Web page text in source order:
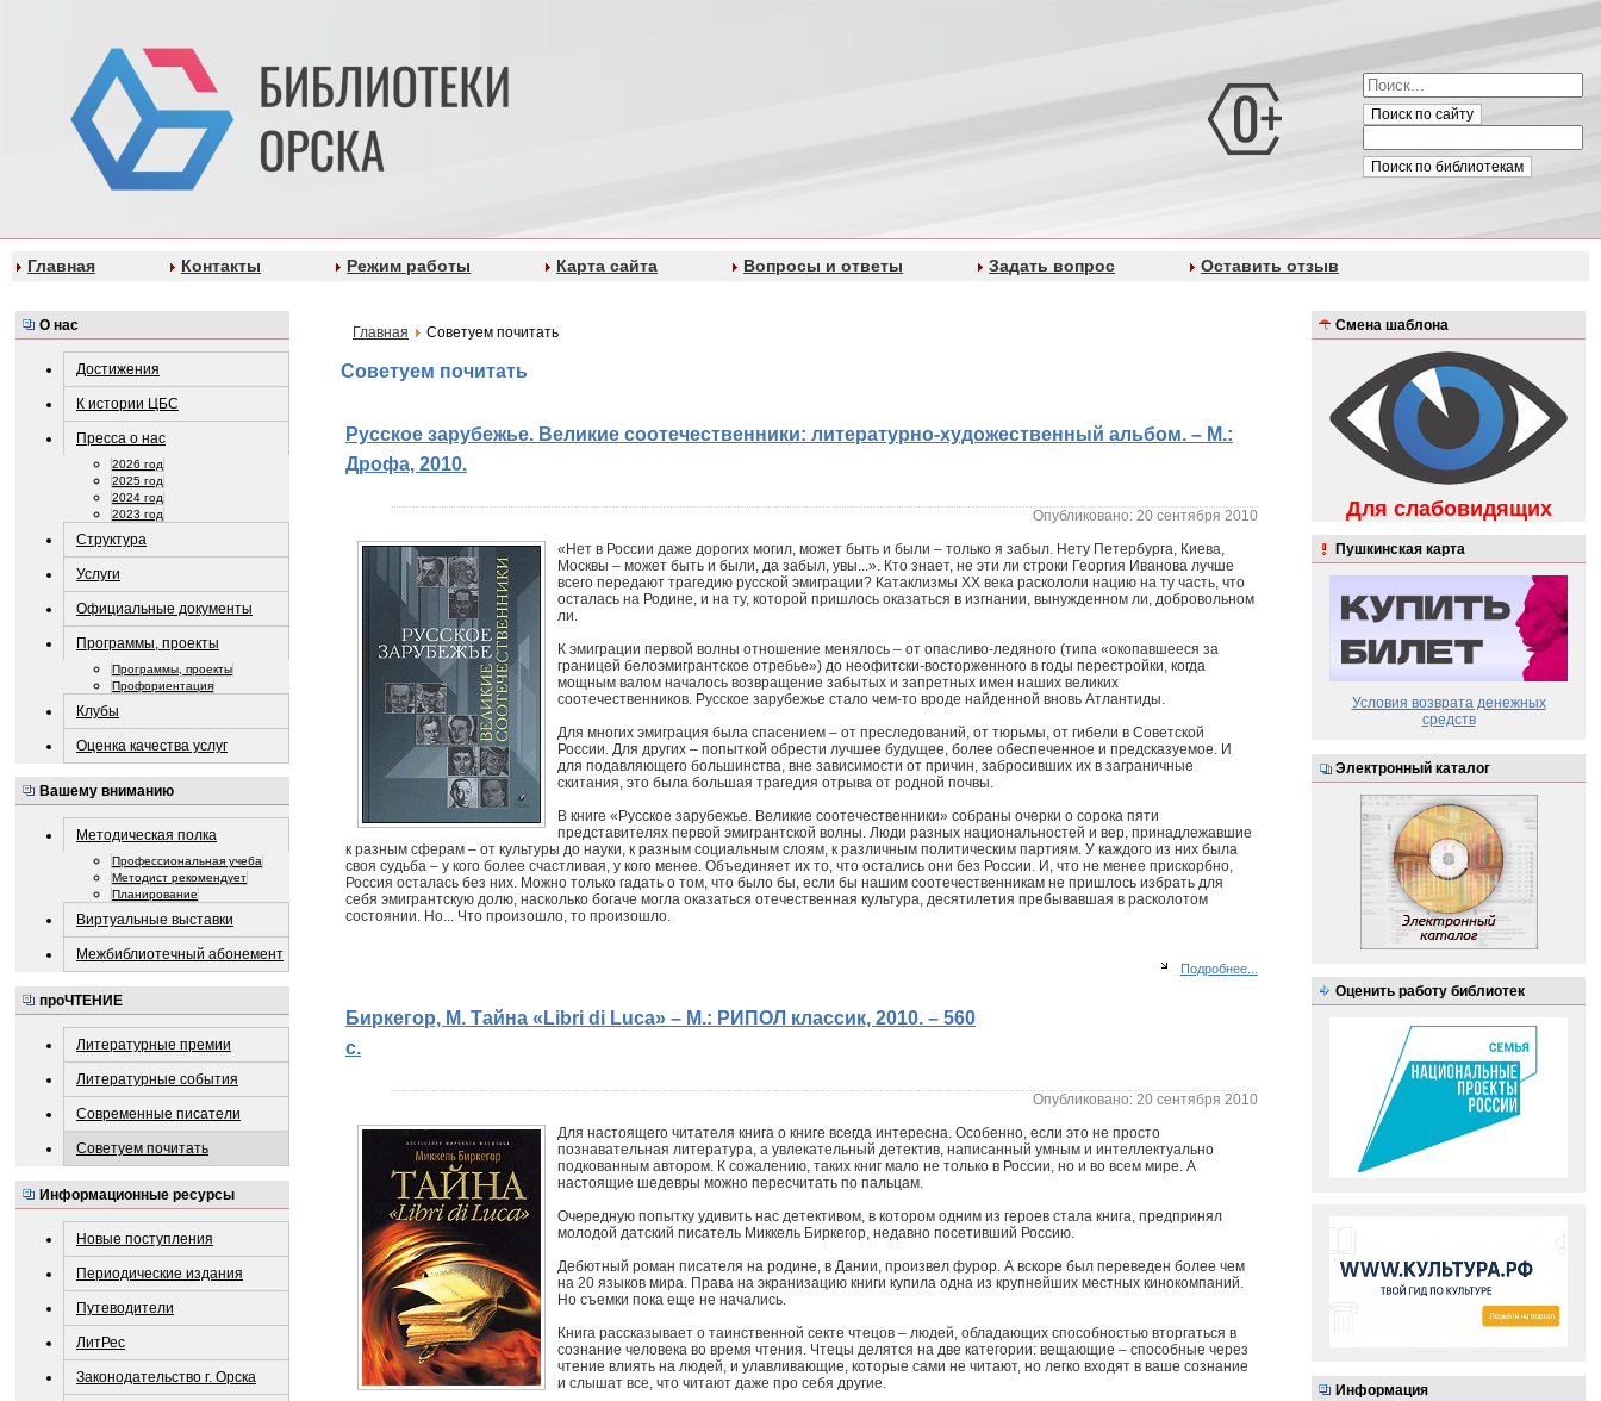
Поиск по сайту
Поиск по библиотекам
Главная Контакты Режим работы Карта сайта Вопросы и ответы Задать вопрос Оставить отзыв
О нас
Достижения
К истории ЦБС
Пресса о нас
2026 год
2025 год
2024 год
2023 год
Структура
Услуги
Официальные документы
Программы, проекты
Программы, проекты
Профориентация
Клубы
Оценка качества услуг
Вашему вниманию
Методическая полка
Профессиональная учеба
Методист рекомендует
Планирование
Виртуальные выставки
Межбиблиотечный абонемент
проЧТЕНИЕ
Литературные премии
Литературные события
Современные писатели
Советуем почитать
Информационные ресурсы
Новые поступления
Периодические издания
Путеводители
ЛитРес
Законодательство г. Орска
Главная Советуем почитать
Советуем почитать
Русское зарубежье. Великие соотечественники: литературно-художественный альбом. – М.:
Дрофа, 2010.
Опубликовано: 20 сентября 2010
«Нет в России даже дорогих могил, может быть и были – только я забыл. Нету Петербурга, Киева,
Москвы – может быть и были, да забыл, увы...». Кто знает, не эти ли строки Георгия Иванова лучше
всего передают трагедию русской эмиграции? Катаклизмы ХХ века раскололи нацию на ту часть, что
осталась на Родине, и на ту, которой пришлось оказаться в изгнании, вынужденном ли, добровольном
ли.
К эмиграции первой волны отношение менялось – от опасливо-ледяного (типа «окопавшееся за
границей белоэмигрантское отребье») до неофитски-восторженного в годы перестройки, когда
мощным валом началось возвращение забытых и запретных имен наших великих
соотечественников. Русское зарубежье стало чем-то вроде найденной вновь Атлантиды.
Для многих эмиграция была спасением – от преследований, от тюрьмы, от гибели в Советской
России. Для других – попыткой обрести лучшее будущее, более обеспеченное и предсказуемое. И
для подавляющего большинства, вне зависимости от причин, забросивших их в заграничные
скитания, это была большая трагедия отрыва от родной почвы.
В книге «Русское зарубежье. Великие соотечественники» собраны очерки о сорока пяти
представителях первой эмигрантской волны. Люди разных национальностей и вер, принадлежавшие
к разным сферам – от культуры до науки, к разным социальным слоям, к различным политическим партиям. У каждого из них была
своя судьба – у кого более счастливая, у кого менее. Объединяет их то, что остались они без России. И, что не менее прискорбно,
Россия осталась без них. Можно только гадать о том, что было бы, если бы нашим соотечественникам не пришлось избрать для
себя эмигрантскую долю, насколько богаче могла оказаться отечественная культура, десятилетия пребывавшая в расколотом
состоянии. Но... Что произошло, то произошло.
Подробнее...
Биркегор, М. Тайна «Libri di Luca» – М.: РИПОЛ классик, 2010. – 560
с.
Опубликовано: 20 сентября 2010
Для настоящего читателя книга о книге всегда интересна. Особенно, если это не просто
познавательная литература, а увлекательный детектив, написанный умным и интеллектуально
подкованным автором. К сожалению, таких книг мало не только в России, но и во всем мире. А
настоящие шедевры можно пересчитать по пальцам.
Очередную попытку удивить нас детективом, в котором одним из героев стала книга, предпринял
молодой датский писатель Миккель Биркегор, недавно посетивший Россию.
Дебютный роман писателя на родине, в Дании, произвел фурор. А вскоре был переведен более чем
на 20 языков мира. Права на экранизацию книги купила одна из крупнейших местных кинокомпаний.
Но съемки пока еще не начались.
Книга рассказывает о таинственной секте чтецов – людей, обладающих способностью вторгаться в
сознание человека во время чтения. Чтецы делятся на две категории: вещающие – способные через
чтение влиять на людей, и улавливающие, которые сами не читают, но легко входят в ваше сознание
и слышат все, что читают даже про себя другие.
Смена шаблона
Для слабовидящих
Пушкинская карта
Условия возврата денежных
средств
Электронный каталог
Оценить работу библиотек
Информация